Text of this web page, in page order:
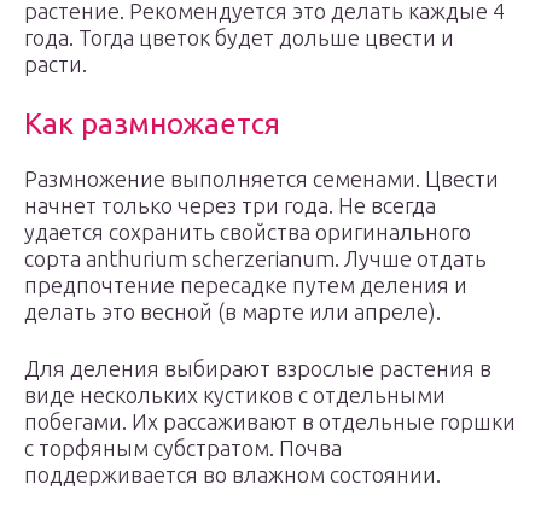
растение. Рекомендуется это делать каждые 4
года. Тогда цветок будет дольше цвести и
расти.
Как размножается
Размножение выполняется семенами. Цвести
начнет только через три года. Не всегда
удается сохранить свойства оригинального
сорта anthurium scherzerianum. Лучше отдать
предпочтение пересадке путем деления и
делать это весной (в марте или апреле).
Для деления выбирают взрослые растения в
виде нескольких кустиков с отдельными
побегами. Их рассаживают в отдельные горшки
с торфяным субстратом. Почва
поддерживается во влажном состоянии.